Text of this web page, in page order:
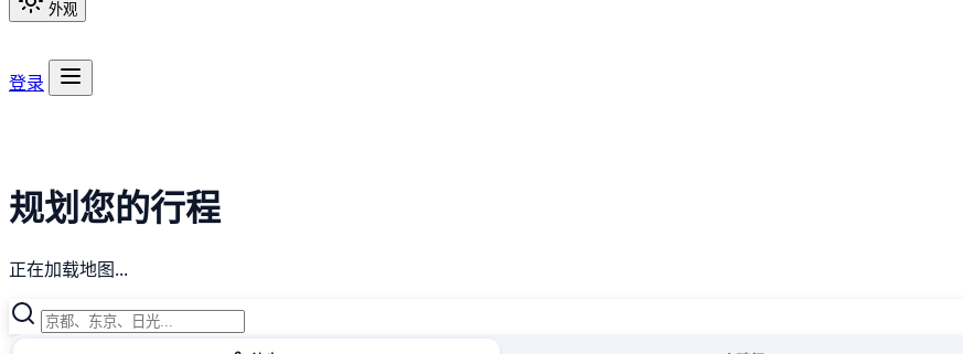
外观
登录
规划您的行程
正在加载地图...